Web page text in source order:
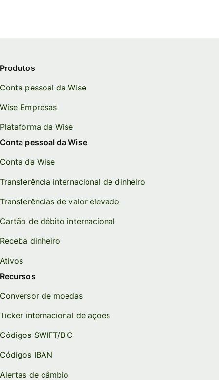
Produtos
Conta pessoal da Wise
Wise Empresas
Plataforma da Wise
Conta pessoal da Wise
Conta da Wise
Transferência internacional de dinheiro
Transferências de valor elevado
Cartão de débito internacional
Receba dinheiro
Ativos
Recursos
Conversor de moedas
Ticker internacional de ações
Códigos SWIFT/BIC
Códigos IBAN
Alertas de câmbio